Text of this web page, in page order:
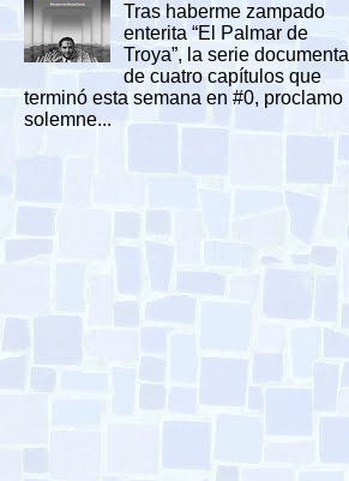
Tras haberme zampado
enterita “El Palmar de
Troya”, la serie documental
de cuatro capítulos que
terminó esta semana en #0, proclamo
solemne...